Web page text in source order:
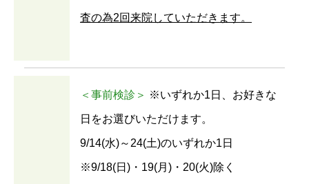
査の為2回来院していただきます。
＜事前検診＞ ※いずれか1日、お好きな
日をお選びいただけます。
9/14(水)～24(土)のいずれか1日
※9/18(日)・19(月)・20(火)除く